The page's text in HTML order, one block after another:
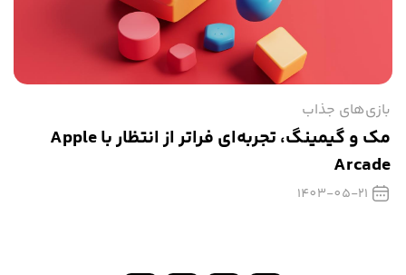
بازی‌های جذاب
مک و گیمینگ، تجربه‌ای فراتر از انتظار با Apple
Arcade
1403-05-21